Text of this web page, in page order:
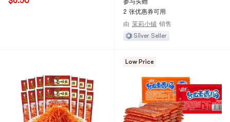
参与买赠
2 张优惠券可用
由 茉莉小铺 销售
Silver Seller
Low Price